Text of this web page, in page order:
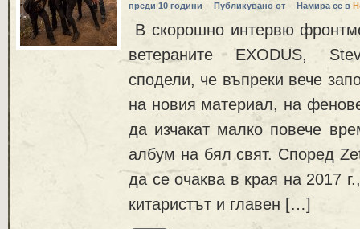
преди 10 години Публикувано от Намира се в
В скорошно интервю
ветераните EXODUS,
сподели, че въпреки вече
на новия материал, на
да изчакат малко повече
албум на бял свят. Според
да се очаква в края на 2017
китаристът и главен […]